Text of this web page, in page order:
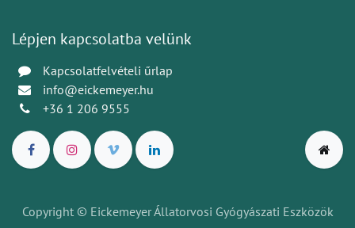
Lépjen kapcsolatba velünk
Kapcsolatfelvételi űrlap
info@eickemeyer.hu
+36 1 206 9555
Copyright © Eickemeyer Állatorvosi Gyógyászati Eszközök